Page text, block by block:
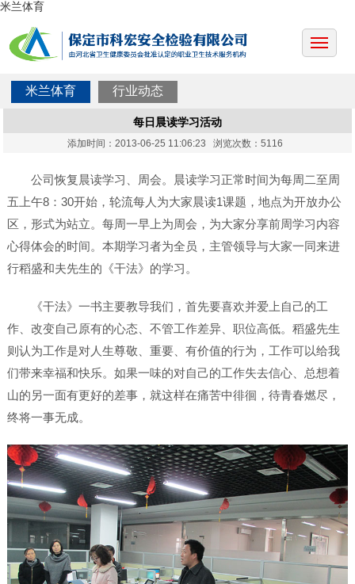
米兰体育
米兰体育 行业动态
每日晨读学习活动
添加时间：2013-06-25 11:06:23 浏览次数：5116
公司恢复晨读学习、周会。晨读学习正常时间为每周二至周
五上午8：30开始，轮流每人为大家晨读1课题，地点为开放办公
区，形式为站立。每周一早上为周会，为大家分享前周学习内容
心得体会的时间。本期学习者为全员，主管领导与大家一同来进
行稻盛和夫先生的《干法》的学习。
《干法》一书主要教导我们，首先要喜欢并爱上自己的工
作、改变自己原有的心态、不管工作差异、职位高低。稻盛先生
则认为工作是对人生尊敬、重要、有价值的行为，工作可以给我
们带来幸福和快乐。如果一味的对自己的工作失去信心、总想着
山的另一面有更好的差事，就这样在痛苦中徘徊，待青春燃尽，
终将一事无成。